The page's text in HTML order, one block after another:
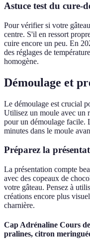
Astuce test du cure-
Pour vérifier si votre
centre. S'il en ressort
cuire encore un peu. En
des réglages de
homogène.
Démoulage et
Le démoulage est crucial
Utilisez un moule avec un
pour un démoulage facile.
minutes dans le moule
Préparez la
La présentation compte
avec des copeaux de
votre gâteau. Pensez à
créations encore plus
charnière.
Cap Adrénaline Cours
pralines, citron